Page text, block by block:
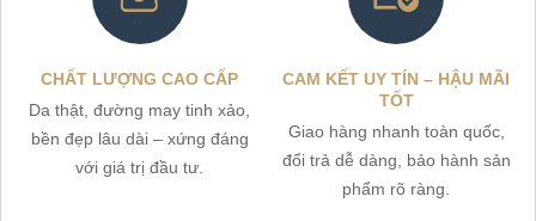
CHẤT LƯỢNG CAO CẤP
Da thật, đường may tinh xảo,
bền đẹp lâu dài – xứng đáng
với giá trị đầu tư.
CAM KẾT UY TÍN – HẬU MÃI
TỐT
Giao hàng nhanh toàn quốc,
đổi trả dễ dàng, bảo hành sản
phẩm rõ ràng.